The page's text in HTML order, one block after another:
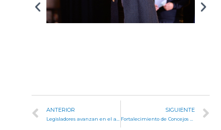
ANTERIOR SIGUIENTE